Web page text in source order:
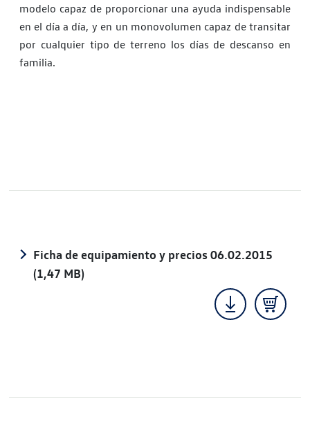
modelo capaz de proporcionar una ayuda indispensable
en el día a día, y en un monovolumen capaz de transitar
por cualquier tipo de terreno los días de descanso en
familia.
Ficha de equipamiento y precios 06.02.2015
(1,47 MB)